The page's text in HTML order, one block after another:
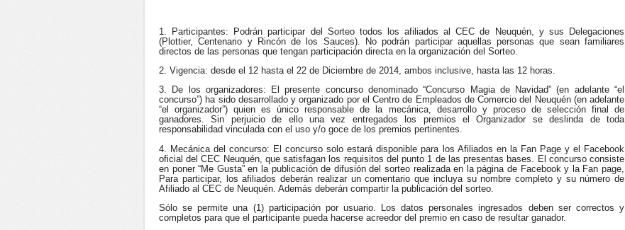
1. Participantes: Podrán participar del Sorteo todos los afiliados al CEC de Neuquén, y sus Delegaciones
(Plottier, Centenario y Rincón de los Sauces). No podrán participar aquellas personas que sean familiares
directos de las personas que tengan participación directa en la organización del Sorteo.
2. Vigencia: desde el 12 hasta el 22 de Diciembre de 2014, ambos inclusive, hasta las 12 horas.
3. De los organizadores: El presente concurso denominado “Concurso Magia de Navidad” (en adelante “el
concurso”) ha sido desarrollado y organizado por el Centro de Empleados de Comercio del Neuquén (en adelante
“el organizador”) quien es único responsable de la mecánica, desarrollo y proceso de selección final de
ganadores. Sin perjuicio de ello una vez entregados los premios el Organizador se deslinda de toda
responsabilidad vinculada con el uso y/o goce de los premios pertinentes.
4. Mecánica del concurso: El concurso solo estará disponible para los Afiliados en la Fan Page y el Facebook
oficial del CEC Neuquén, que satisfagan los requisitos del punto 1 de las presentas bases. El concurso consiste
en poner “Me Gusta” en la publicación de difusión del sorteo realizada en la página de Facebook y la Fan page,
Para participar, los afiliados deberán realizar un comentario que incluya su nombre completo y su número de
Afiliado al CEC de Neuquén. Además deberán compartir la publicación del sorteo.
Sólo se permite una (1) participación por usuario. Los datos personales ingresados deben ser correctos y
completos para que el participante pueda hacerse acreedor del premio en caso de resultar ganador.